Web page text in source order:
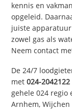
kennis en
opgeleid.
juiste
zowel gas als
Neem contact
De 24/7
met024-2042122
gehele 024 regio
Arnhem,